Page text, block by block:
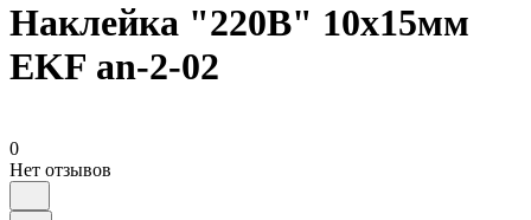
Наклейка "220В" 10х15мм
EKF an-2-02
0
Нет отзывов